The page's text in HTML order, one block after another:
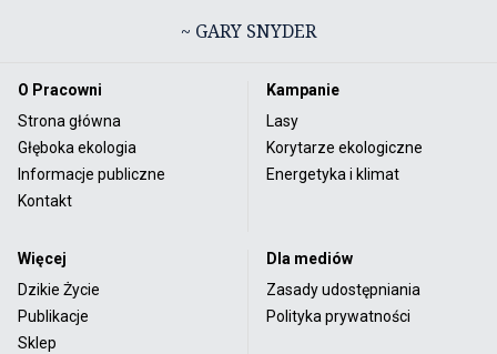
~ GARY SNYDER
O Pracowni
Strona główna
Głęboka ekologia
Informacje publiczne
Kontakt
Kampanie
Lasy
Korytarze ekologiczne
Energetyka i klimat
Więcej
Dzikie Życie
Publikacje
Sklep
Dla mediów
Zasady udostępniania
Polityka prywatności